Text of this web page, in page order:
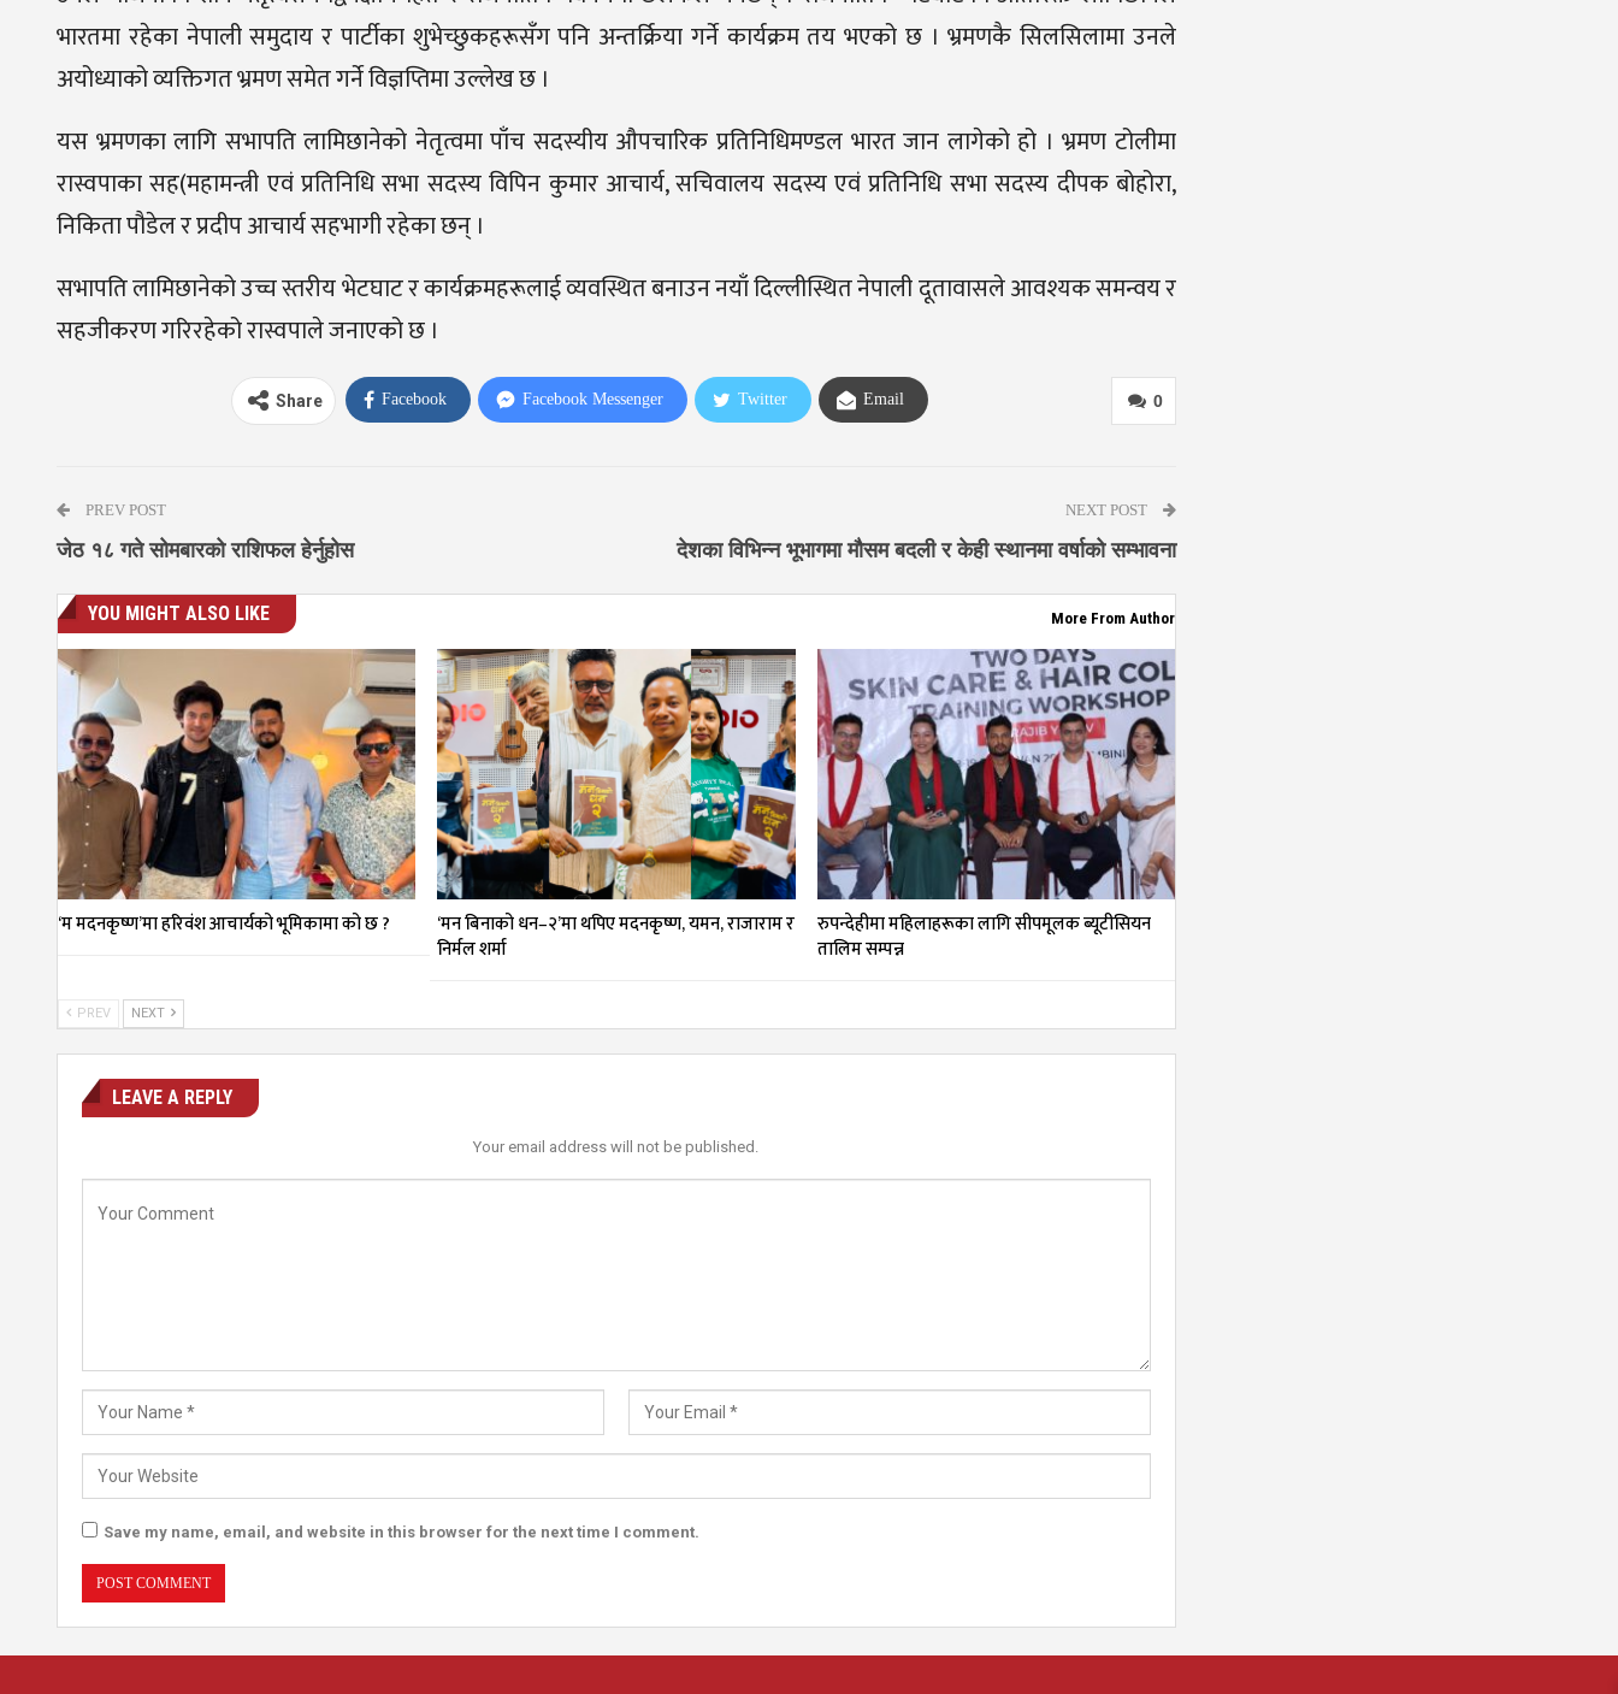
भारतमा रहेका नेपाली समुदाय र पार्टीका शुभेच्छुकहरूसँग पनि अन्तर्क्रिया गर्ने कार्यक्रम तय भएको छ । भ्रमणकै सिलसिलामा उनले
अयोध्याको व्यक्तिगत भ्रमण समेत गर्ने विज्ञप्तिमा उल्लेख छ ।
यस भ्रमणका लागि सभापति लामिछानेको नेतृत्वमा पाँच सदस्यीय औपचारिक प्रतिनिधिमण्डल भारत जान लागेको हो । भ्रमण टोलीमा
रास्वपाका सह(महामन्त्री एवं प्रतिनिधि सभा सदस्य विपिन कुमार आचार्य, सचिवालय सदस्य एवं प्रतिनिधि सभा सदस्य दीपक बोहोरा,
निकिता पौडेल र प्रदीप आचार्य सहभागी रहेका छन् ।
सभापति लामिछानेको उच्च स्तरीय भेटघाट र कार्यक्रमहरूलाई व्यवस्थित बनाउन नयाँ दिल्लीस्थित नेपाली दूतावासले आवश्यक समन्वय र
सहजीकरण गरिरहेको रास्वपाले जनाएको छ ।
0
Share Facebook Facebook Messenger Twitter Email
PREV POST
जेठ १८ गते सोमबारको राशिफल हेर्नुहोस
NEXT POST
देशका विभिन्न भूभागमा मौसम बदली र केही स्थानमा वर्षाको सम्भावना
YOU MIGHT ALSO LIKE More From Author
‘म मदनकृष्ण’मा हरिवंश आचार्यको भूमिकामा को छ ?
‘मन बिनाको धन–२’मा थपिए मदनकृष्ण, यमन, राजाराम र
निर्मल शर्मा
रुपन्देहीमा महिलाहरूका लागि सीपमूलक ब्यूटीसियन
तालिम सम्पन्न
PREV NEXT
LEAVE A REPLY
Your email address will not be published.
Save my name, email, and website in this browser for the next time I comment.